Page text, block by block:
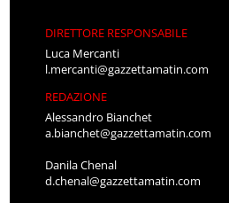
DIRETTORE RESPONSABILE
Luca Mercanti
l.mercanti@gazzettamatin.com
REDAZIONE
Alessandro Bianchet
a.bianchet@gazzettamatin.com
Danila Chenal
d.chenal@gazzettamatin.com